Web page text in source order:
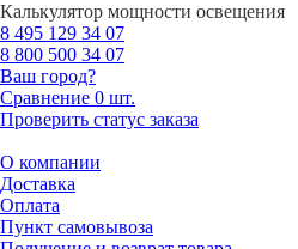
Калькулятор мощности освещения
8 495 129 34 07
8 800 500 34 07
Ваш город?
Сравнение 0 шт.
Проверить статус заказа
О компании
Доставка
Оплата
Пункт самовывоза